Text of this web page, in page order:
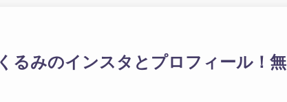
るみのインスタとプロフィール！無